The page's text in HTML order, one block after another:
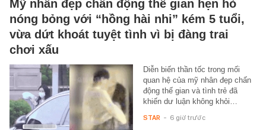
Mỹ nhân đẹp chấn động thế gian hẹn hò
nóng bỏng với “hồng hài nhi” kém 5 tuổi,
vừa dứt khoát tuyệt tình vì bị đàng trai
chơi xấu
Diễn biến thần tốc trong mối
quan hệ của mỹ nhân đẹp chấn
động thế gian và tình trẻ đã
khiến dư luận không khỏi…
STAR - 6 giờ trước